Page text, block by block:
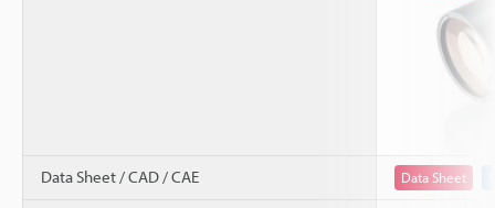
Data Sheet / CAD / CAE Data Sheet